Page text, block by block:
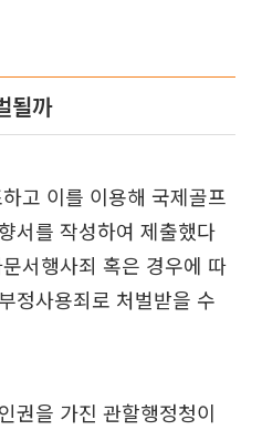
될까
고 이를 이용해 국제골프
서를 작성하여 제출했다
서행사죄 혹은 경우에 따
정사용죄로 처벌받을 수
권을 가진 관할행정청이